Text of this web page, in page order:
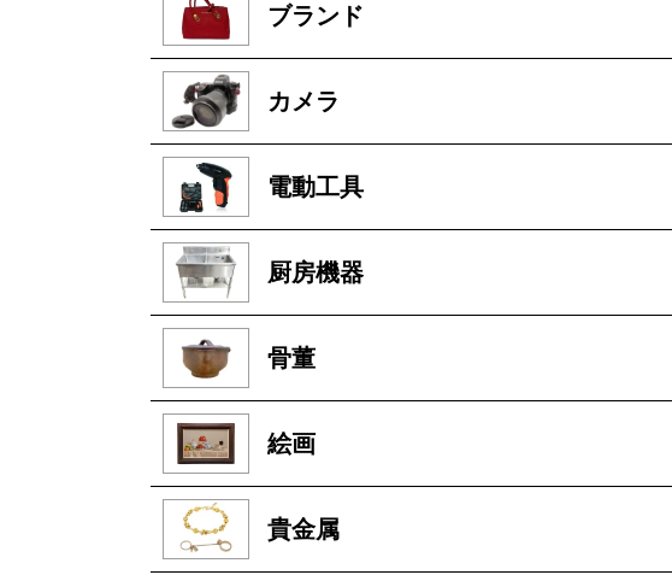
ブランド
カメラ
電動工具
厨房機器
骨董
絵画
貴金属